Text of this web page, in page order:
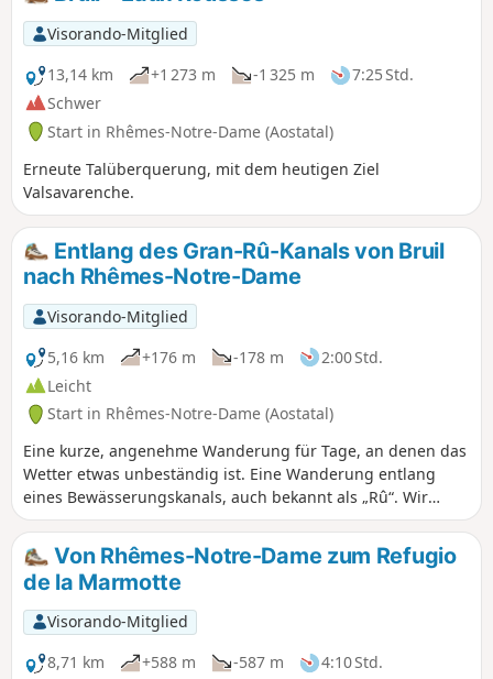
Visorando-Mitglied
13,14 km
+1 273 m -1 325 m
7:25 Std.
Schwer
Start in Rhêmes-Notre-Dame (Aostatal)
Erneute Talüberquerung, mit dem heutigen Ziel
Valsavarenche.
Entlang des Gran-Rû-Kanals von Bruil
nach Rhêmes-Notre-Dame
Visorando-Mitglied
5,16 km
+176 m -178 m
2:00 Std.
Leicht
Start in Rhêmes-Notre-Dame (Aostatal)
Eine kurze, angenehme Wanderung für Tage, an denen das
Wetter etwas unbeständig ist. Eine Wanderung entlang
eines Bewässerungskanals, auch bekannt als „Rû“. Wir
starten im ruhigen Dorf Bruil und machen eine
Rundwanderung über Pessey und Rhêmes-Notre-Dame
zurück. Zu Beginn erwartet uns ein ordentlicher Anstieg,
danach geht es jedoch gemächlich weiter.
Von Rhêmes-Notre-Dame zum Refugio
de la Marmotte
Visorando-Mitglied
8,71 km
+588 m -587 m
4:10 Std.